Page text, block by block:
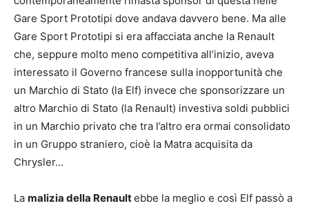
Gare Sport Prototipi dove andava davvero bene. Ma alle
Gare Sport Prototipi si era affacciata anche la Renault
che, seppure molto meno competitiva all’inizio, aveva
interessato il Governo francese sulla inopportunità che
un Marchio di Stato (la Elf) invece che sponsorizzare un
altro Marchio di Stato (la Renault) investiva soldi pubblici
in un Marchio privato che tra l’altro era ormai consolidato
in un Gruppo straniero, cioè la Matra acquisita da
Chrysler…
La malizia della Renaultebbe la meglio e così Elf passò a